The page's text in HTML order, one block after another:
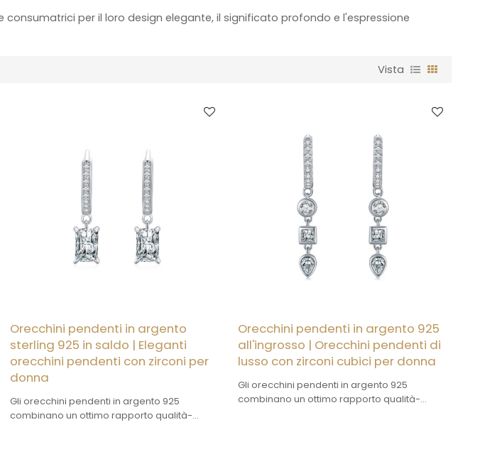
per il loro design elegante, il significato profondo e l'espressione
Vista
Orecchini pendenti in argento
sterling 925 in saldo | Eleganti
orecchini pendenti con zirconi per
donna
Gli orecchini pendenti in argento 925
combinano un ottimo rapporto qualità-
Orecchini pendenti in argento 925
all'ingrosso | Orecchini pendenti di
lusso con zirconi cubici per donna
Gli orecchini pendenti in argento 925
combinano un ottimo rapporto qualità-